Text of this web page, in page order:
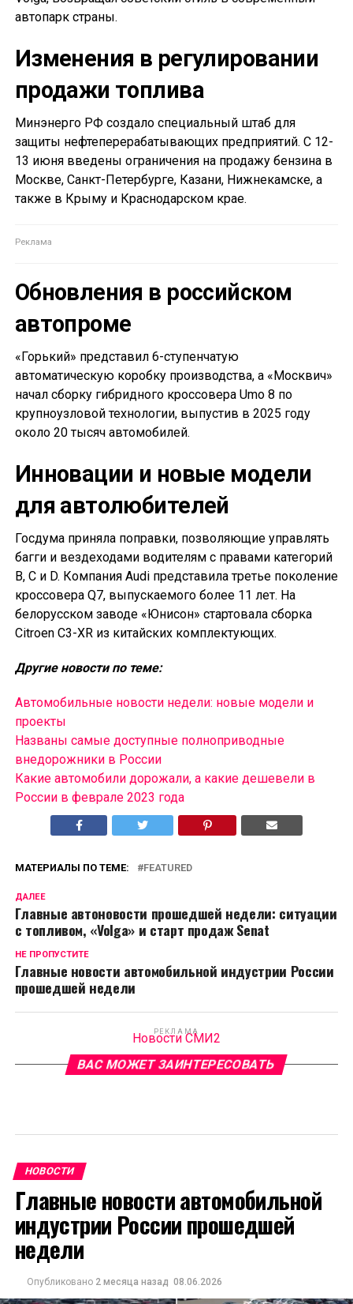
автопарк страны.
Изменения в регулировании
продажи топлива
Минэнерго РФ создало специальный штаб для
защиты нефтеперерабатывающих предприятий. С 12-
13 июня введены ограничения на продажу бензина в
Москве, Санкт-Петербурге, Казани, Нижнекамске, а
также в Крыму и Краснодарском крае.
Обновления в российском
автопроме
«Горький» представил 6-ступенчатую
автоматическую коробку производства, а «Москвич»
начал сборку гибридного кроссовера Umo 8 по
крупноузловой технологии, выпустив в 2025 году
около 20 тысяч автомобилей.
Инновации и новые модели
для автолюбителей
Госдума приняла поправки, позволяющие управлять
багги и вездеходами водителям с правами категорий
B, C и D. Компания Audi представила третье поколение
кроссовера Q7, выпускаемого более 11 лет. На
белорусском заводе «Юнисон» стартовала сборка
Citroen C3-XR из китайских комплектующих.
Другие новости по теме:
Автомобильные новости недели: новые модели и
проекты
Названы самые доступные полноприводные
внедорожники в России
Какие автомобили дорожали, а какие дешевели в
России в феврале 2023 года
МАТЕРИАЛЫ ПО ТЕМЕ: FEATURED
ДАЛЕЕ
Главные автоновости прошедшей недели: ситуации
с топливом, «Volga» и старт продаж Senat
НЕ ПРОПУСТИТЕ
Главные новости автомобильной индустрии России
прошедшей недели
РЕКЛАМА
Новости СМИ2
ВАС МОЖЕТ ЗАИНТЕРЕСОВАТЬ
НОВОСТИ
Главные новости автомобильной
индустрии России прошедшей
недели
Опубликовано 2 месяца назад 08.06.2026